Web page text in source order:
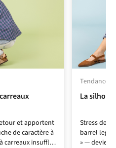
et apportent
de caractère à
carreaux insuffle
Tendances
La
Stress de
barrel leg
» —